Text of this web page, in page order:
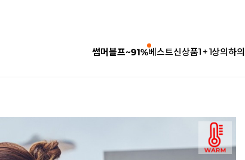
썸머블프~91%베스트신상품1 + 1상의하의